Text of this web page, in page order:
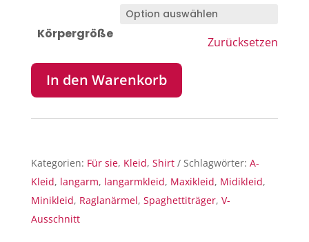
Körpergröße
Zurücksetzen
In den Warenkorb
Kategorien: Für sie, Kleid, Shirt Schlagwörter: A-
Kleid, langarm, langarmkleid, Maxikleid, Midikleid,
Minikleid, Raglanärmel, Spaghettiträger, V-
Ausschnitt